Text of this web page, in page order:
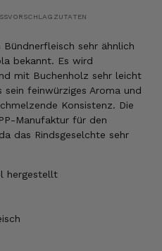
ZUTATEN
Bündnerfleisch sehr ähnlich
bekannt. Es wird
mit Buchenholz sehr leicht
feinwürziges Aroma und
Konsistenz. Die
Manufaktur für den
das Rindsgeselchte sehr
hergestellt